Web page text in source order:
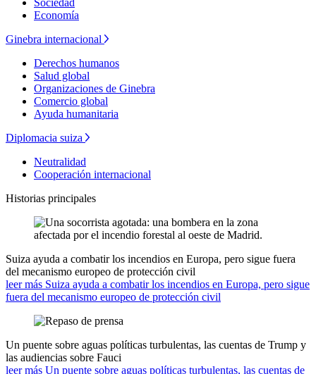
Sociedad
Economía
Ginebra internacional
Derechos humanos
Salud global
Organizaciones de Ginebra
Comercio global
Ayuda humanitaria
Diplomacia suiza
Neutralidad
Cooperación internacional
Historias principales
Suiza ayuda a combatir los incendios en Europa, pero sigue fuera
del mecanismo europeo de protección civil
leer más Suiza ayuda a combatir los incendios en Europa, pero sigue
fuera del mecanismo europeo de protección civil
Un puente sobre aguas políticas turbulentas, las cuentas de Trump y
las audiencias sobre Fauci
leer más Un puente sobre aguas políticas turbulentas, las cuentas de